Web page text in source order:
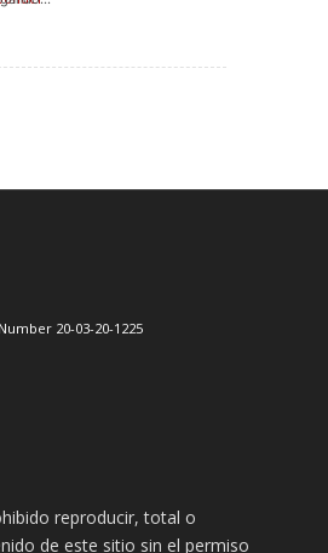
20-03-20-1225
reproducir, total o
de este sitio sin el permiso